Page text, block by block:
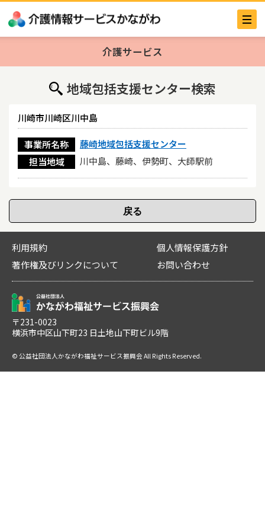
介護サービス
地域包括支援センター検索
川崎市川崎区川中島
事業所名称
藤崎地域包括支援センター
担当地域
川中島、藤崎、伊勢町、大師駅前
利用規約
個人情報保護方針
著作権及びリンクについて
お問い合わせ
〒231-0023
横浜市中区山下町23 日土地山下町ビル9階
© 公益社団法人かながわ福祉サービス振興会 All Rights Reserved.